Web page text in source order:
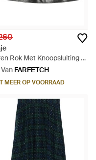
Rok Met Knoopsluiting -
Van FARFETCH
MEER OP VOORRAAD